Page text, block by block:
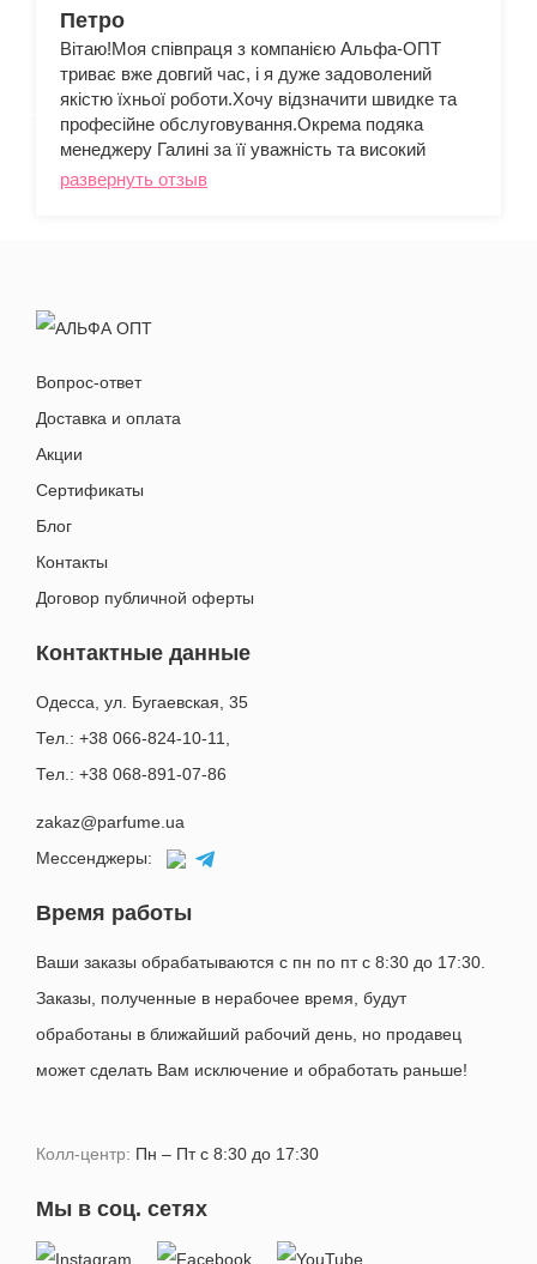
Петро
Вітаю!Моя співпраця з компанією Альфа-ОПТ
триває вже довгий час, і я дуже задоволений
якістю їхньої роботи.Хочу відзначити швидке та
професійне обслуговування.Окрема подяка
менеджеру Галині за її уважність та високий
рівень компетентності.Рекомендую Альфу як
развернуть отзыв
Вопрос-ответ
Доставка и оплата
Акции
Сертификаты
Блог
Контакты
Договор публичной оферты
Контактные данные
Одесса, ул. Бугаевская, 35
Тел.: +38 066-824-10-11
Тел.: +38 068-891-07-86
zakaz@parfume.ua
Мессенджеры:
Время работы
Ваши заказы обрабатываются с пн по пт с 8:30 до 17:30.
Заказы, полученные в нерабочее время, будут
обработаны в ближайший рабочий день, но продавец
может сделать Вам исключение и обработать раньше!
Колл-центр: Пн – Пт с 8:30 до 17:30
Мы в соц. сетях